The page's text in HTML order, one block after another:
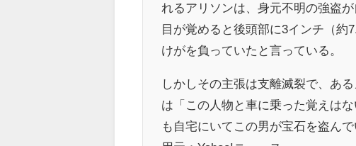
れるアリソンは、身元不明の強盗
目が覚めると後頭部に3インチ（約
けがを負っていたと言っている。
しかしその主張は支離滅裂で、あ
は「この人物と車に乗った覚えは
も自宅にいてこの男が宝石を盗ん